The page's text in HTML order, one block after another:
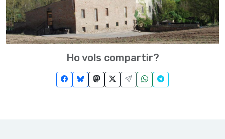
Ho vols compartir?